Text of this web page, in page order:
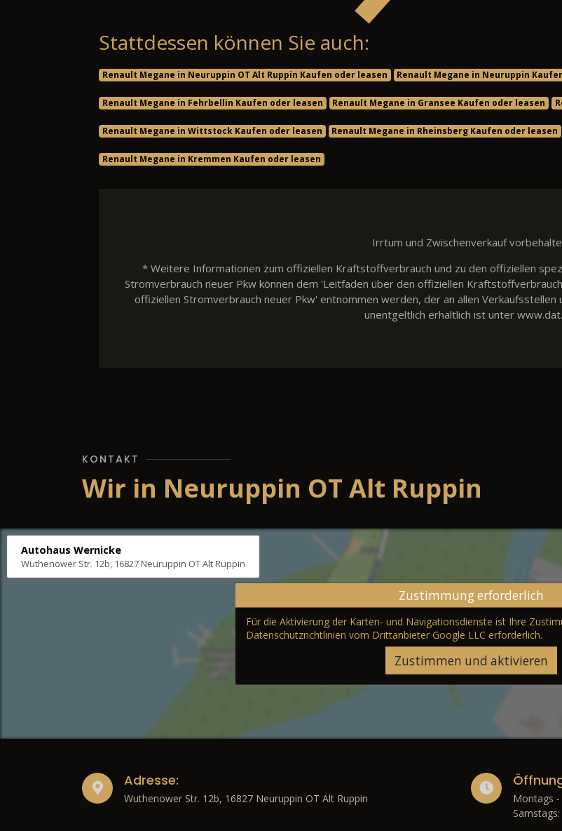
Stattdessen können Sie auch:
Renault Megane in Neuruppin OT Alt Ruppin Kaufen oder leasen Renault Megane in Neuruppin
Renault Megane in Fehrbellin Kaufen oder leasen Renault Megane in Gransee Kaufen oder leasen
Renault Megane in Wittstock Kaufen oder leasen Renault Megane in Rheinsberg Kaufen oder leasen
Renault Megane in Kremmen Kaufen oder leasen
Irrtum und Zwischenverkauf
* Weitere Informationen zum offiziellen Kraftstoffverbrauch und zu den offiziellen
Stromverbrauch neuer Pkw können dem 'Leitfaden über den offiziellen
offiziellen Stromverbrauch neuer Pkw' entnommen werden, der an allen
unentgeltlich erhältlich ist unter
KONTAKT
Wir in Neuruppin OT Alt Ruppin
Autohaus Wernicke
Wuthenower Str. 12b, 16827 Neuruppin OT Alt Ruppin
Zustimmung erforderlich
Für die Aktivierung der Karten- und Navigationsdienste ist Ihre
Datenschutzrichtlinien vom Drittanbieter Google LLC erforderlich.
Zustimmen und aktivieren
Adresse:
Wuthenower Str. 12b, 16827 Neuruppin OT Alt Ruppin
Montags -